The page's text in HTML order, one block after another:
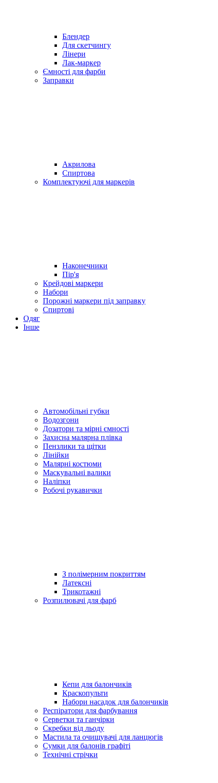
Блендер
Для скетчингу
Лінери
Лак-маркер
Ємності для фарби
Заправки
Акрилова
Спиртова
Комплектуючі для маркерів
Наконечники
Пір'я
Крейдові маркери
Набори
Порожні маркери під заправку
Спиртові
Одяг
Інше
Автомобільні губки
Водозгони
Дозатори та мірні ємності
Захисна малярна плівка
Пензлики та щітки
Лінійки
Малярні костюми
Маскувальні валики
Наліпки
Робочі рукавички
З полімерним покриттям
Латексні
Трикотажні
Розпилювачі для фарб
Кепи для балончиків
Краскопульти
Набори насадок для балончиків
Респіратори для фарбування
Серветки та ганчірки
Скребки від льоду
Мастила та очищувачі для ланцюгів
Сумки для балонів графіті
Технічні стрічки